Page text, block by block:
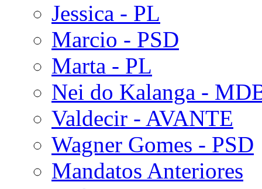
Jessica - PL
Marcio - PSD
Marta - PL
Nei do Kalanga -
Valdecir - AVANTE
Wagner Gomes - PSD
Mandatos Anteriores